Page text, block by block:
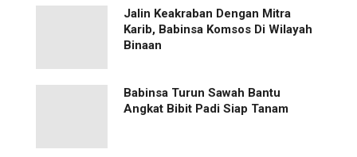
Jalin Keakraban Dengan Mitra
Karib, Babinsa Komsos Di Wilayah
Binaan
Babinsa Turun Sawah Bantu
Angkat Bibit Padi Siap Tanam